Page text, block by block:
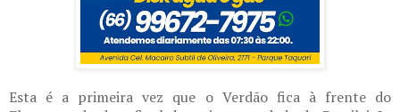
Esta é a primeira vez que o Verdão fica à frente do